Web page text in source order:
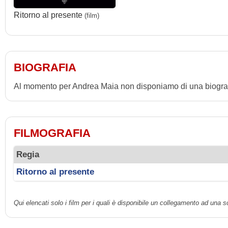
Ritorno al presente (film)
BIOGRAFIA
Al momento per Andrea Maia non disponiamo di una
FILMOGRAFIA
Regia
Ritorno al presente
Qui elencati solo i film per i quali è disponibile un collegamento ad una